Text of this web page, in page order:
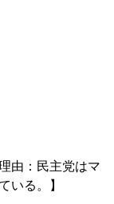
由：民主党はマ
いる。】